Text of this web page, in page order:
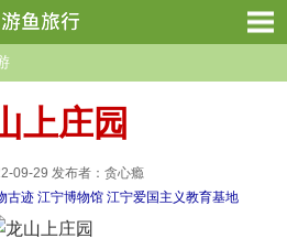
上庄园
09-29 发布者：贪心瘾
古迹 江宁博物馆 江宁爱国主义教育基地